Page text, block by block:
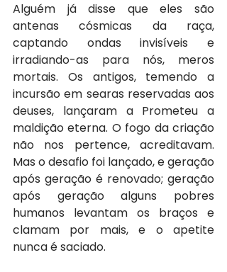
Alguém já disse que eles são
antenas cósmicas da raça,
captando ondas invisíveis e
irradiando-as para nós, meros
mortais. Os antigos, temendo a
incursão em searas reservadas aos
deuses, lançaram a Prometeu a
maldição eterna. O fogo da criação
não nos pertence, acreditavam.
Mas o desafio foi lançado, e geração
após geração é renovado; geração
após geração alguns pobres
humanos levantam os braços e
clamam por mais, e o apetite
nunca é saciado.